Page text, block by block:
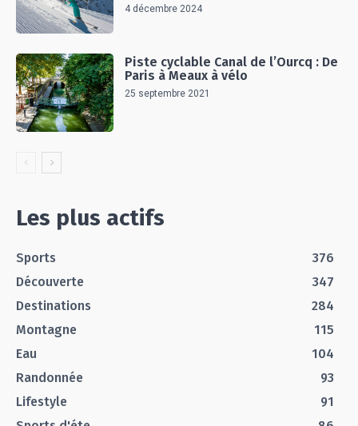
4 décembre 2024
Piste cyclable Canal de l’Ourcq : De
Paris à Meaux à vélo
25 septembre 2021
Les plus actifs
Sports
376
Découverte
347
Destinations
284
Montagne
115
Eau
104
Randonnée
93
Lifestyle
91